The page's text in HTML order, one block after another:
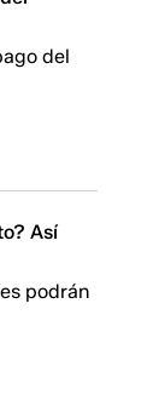
del
Así
podrán